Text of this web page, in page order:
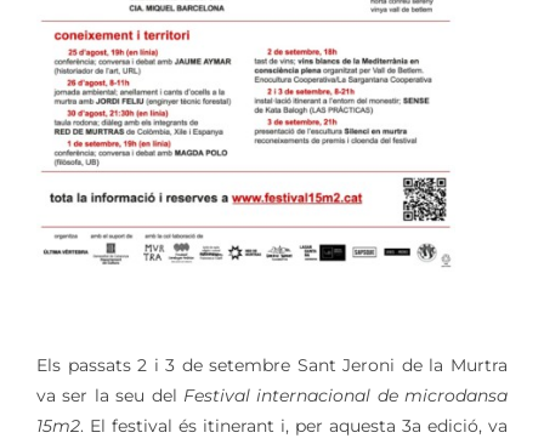
Els passats 2 i 3 de setembre Sant Jeroni de la Murtra
va ser la seu del Festival internacional de microdansa
15m2. El festival és itinerant i, per aquesta 3a edició, va